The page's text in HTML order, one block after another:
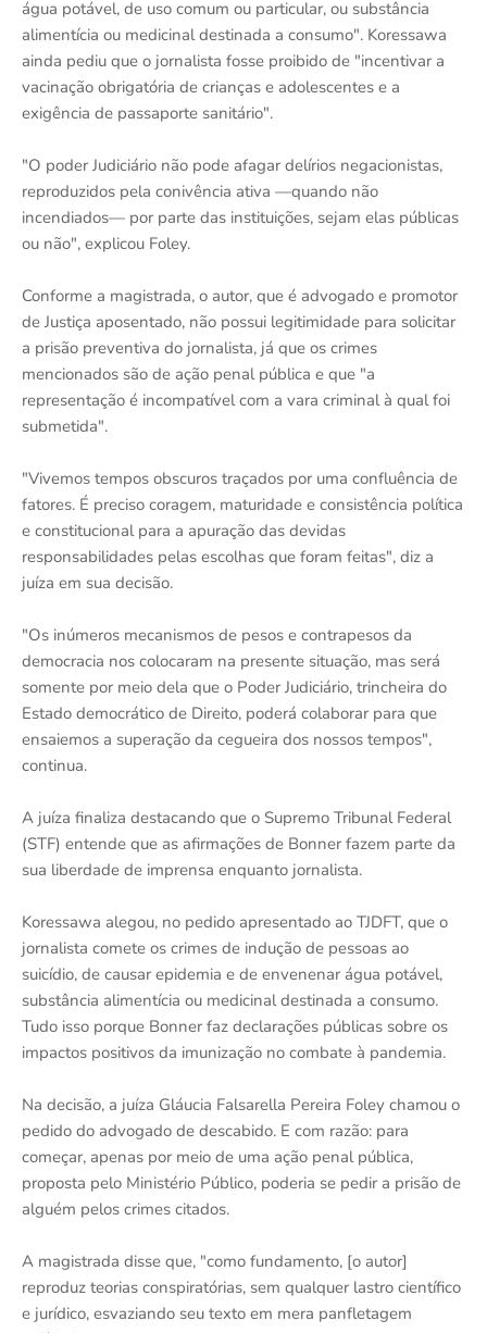
água potável, de uso comum ou particular, ou substância
alimentícia ou medicinal destinada a consumo". Koressawa
ainda pediu que o jornalista fosse proibido de "incentivar a
vacinação obrigatória de crianças e adolescentes e a
exigência de passaporte sanitário".
"O poder Judiciário não pode afagar delírios negacionistas,
reproduzidos pela conivência ativa —quando não
incendiados— por parte das instituições, sejam elas públicas
ou não", explicou Foley.
Conforme a magistrada, o autor, que é advogado e promotor
de Justiça aposentado, não possui legitimidade para solicitar
a prisão preventiva do jornalista, já que os crimes
mencionados são de ação penal pública e que "a
representação é incompatível com a vara criminal à qual foi
submetida".
"Vivemos tempos obscuros traçados por uma confluência de
fatores. É preciso coragem, maturidade e consistência política
e constitucional para a apuração das devidas
responsabilidades pelas escolhas que foram feitas", diz a
juíza em sua decisão.
"Os inúmeros mecanismos de pesos e contrapesos da
democracia nos colocaram na presente situação, mas será
somente por meio dela que o Poder Judiciário, trincheira do
Estado democrático de Direito, poderá colaborar para que
ensaiemos a superação da cegueira dos nossos tempos",
continua.
A juíza finaliza destacando que o Supremo Tribunal Federal
(STF) entende que as afirmações de Bonner fazem parte da
sua liberdade de imprensa enquanto jornalista.
Koressawa alegou, no pedido apresentado ao TJDFT, que o
jornalista comete os crimes de indução de pessoas ao
suicídio, de causar epidemia e de envenenar água potável,
substância alimentícia ou medicinal destinada a consumo.
Tudo isso porque Bonner faz declarações públicas sobre os
impactos positivos da imunização no combate à pandemia.
Na decisão, a juíza Gláucia Falsarella Pereira Foley chamou o
pedido do advogado de descabido. E com razão: para
começar, apenas por meio de uma ação penal pública,
proposta pelo Ministério Público, poderia se pedir a prisão de
alguém pelos crimes citados.
A magistrada disse que, "como fundamento, [o autor]
reproduz teorias conspiratórias, sem qualquer lastro científico
e jurídico, esvaziando seu texto em mera panfletagem